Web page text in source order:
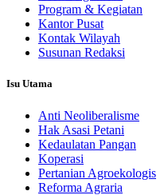
Program & Kegiatan
Kantor Pusat
Kontak Wilayah
Susunan Redaksi
Isu Utama
Anti Neoliberalisme
Hak Asasi Petani
Kedaulatan Pangan
Koperasi
Pertanian Agroekologis
Reforma Agraria